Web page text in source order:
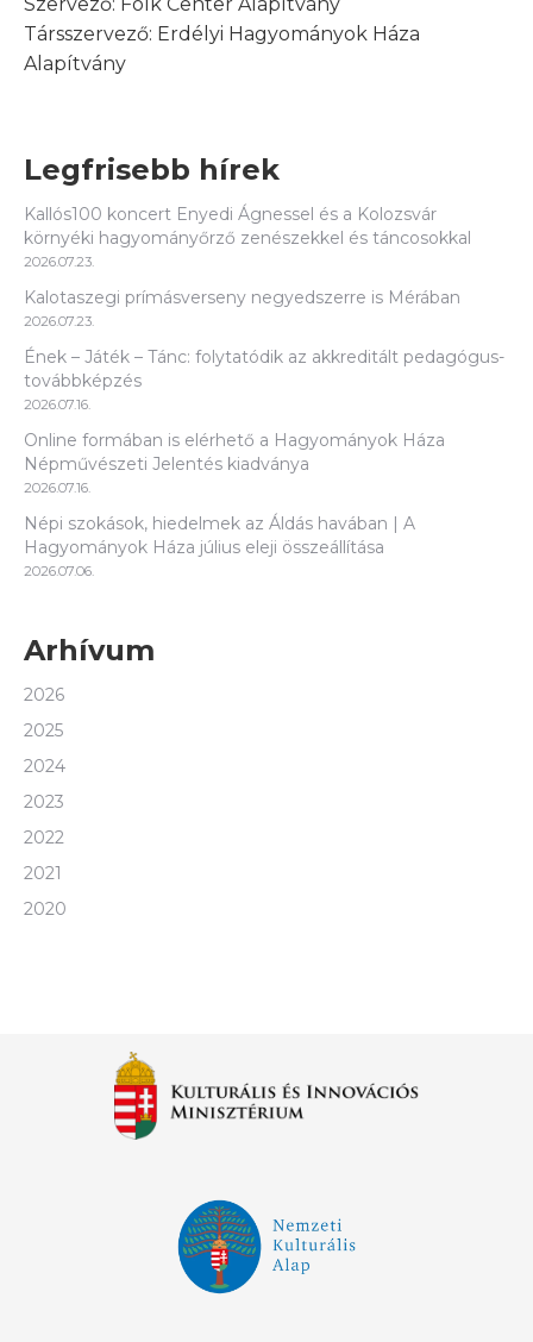
Társszervező: Erdélyi Hagyományok Háza
Alapítvány
Legfrisebb hírek
Kallós100 koncert Enyedi Ágnessel és a Kolozsvár
környéki hagyományőrző zenészekkel és táncosokkal
2026.07.23.
Kalotaszegi prímásverseny negyedszerre is Mérában
2026.07.23.
Ének – Játék – Tánc: folytatódik az akkreditált pedagógus-
továbbképzés
2026.07.16.
Online formában is elérhető a Hagyományok Háza
Népművészeti Jelentés kiadványa
2026.07.16.
Népi szokások, hiedelmek az Áldás havában | A
Hagyományok Háza július eleji összeállítása
2026.07.06.
Arhívum
2026
2025
2024
2023
2022
2021
2020